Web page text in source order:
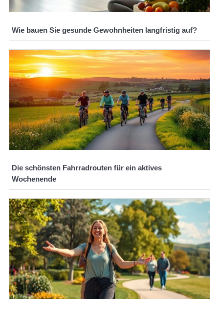
Wie bauen Sie gesunde Gewohnheiten langfristig auf?
Die schönsten Fahrradrouten für ein aktives
Wochenende